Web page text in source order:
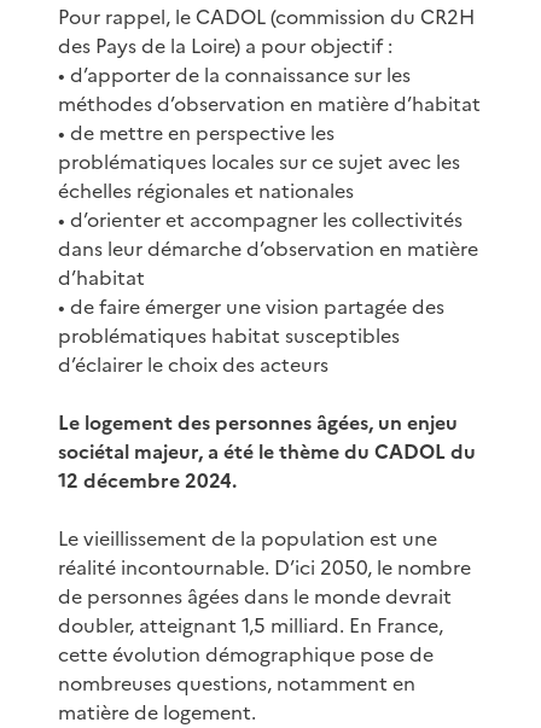
Pour rappel, le CADOL (commission du CR2H
des Pays de la Loire) a pour objectif :
• d’apporter de la connaissance sur les
méthodes d’observation en matière d’habitat
• de mettre en perspective les
problématiques locales sur ce sujet avec les
échelles régionales et nationales
• d’orienter et accompagner les collectivités
dans leur démarche d’observation en matière
d’habitat
• de faire émerger une vision partagée des
problématiques habitat susceptibles
d’éclairer le choix des acteurs
Le logement des personnes âgées, un enjeu
sociétal majeur, a été le thème du CADOL du
12 décembre 2024.
Le vieillissement de la population est une
réalité incontournable. D’ici 2050, le nombre
de personnes âgées dans le monde devrait
doubler, atteignant 1,5 milliard. En France,
cette évolution démographique pose de
nombreuses questions, notamment en
matière de logement.